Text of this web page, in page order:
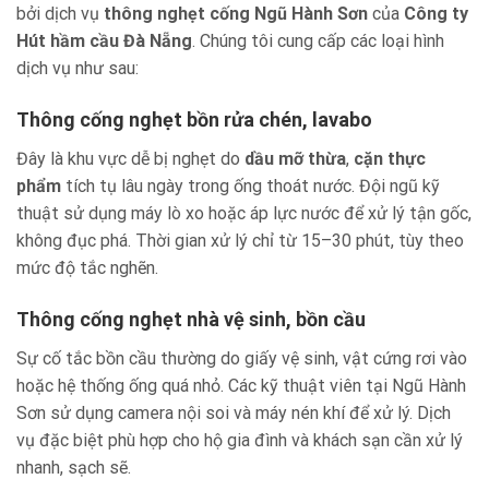
bởi dịch vụ thông nghẹt cống Ngũ Hành Sơn của Công ty
Hút hầm cầu Đà Nẵng. Chúng tôi cung cấp các loại hình
dịch vụ như sau:
Thông cống nghẹt bồn rửa chén, lavabo
Đây là khu vực dễ bị nghẹt do dầu mỡ thừa, cặn thực
phẩm tích tụ lâu ngày trong ống thoát nước. Đội ngũ kỹ
thuật sử dụng máy lò xo hoặc áp lực nước để xử lý tận gốc,
không đục phá. Thời gian xử lý chỉ từ 15–30 phút, tùy theo
mức độ tắc nghẽn.
Thông cống nghẹt nhà vệ sinh, bồn cầu
Sự cố tắc bồn cầu thường do giấy vệ sinh, vật cứng rơi vào
hoặc hệ thống ống quá nhỏ. Các kỹ thuật viên tại Ngũ Hành
Sơn sử dụng camera nội soi và máy nén khí để xử lý. Dịch
vụ đặc biệt phù hợp cho hộ gia đình và khách sạn cần xử lý
nhanh, sạch sẽ.